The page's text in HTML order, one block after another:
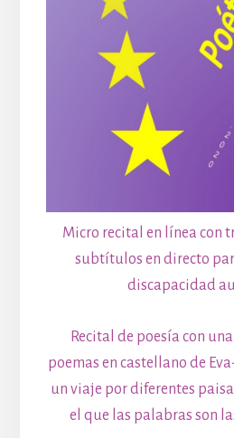
Micro recital en línea con
subtítulos en directo
discapacidad
Recital de poesía con
poemas en castellano de
un viaje por diferentes
el que las palabras son